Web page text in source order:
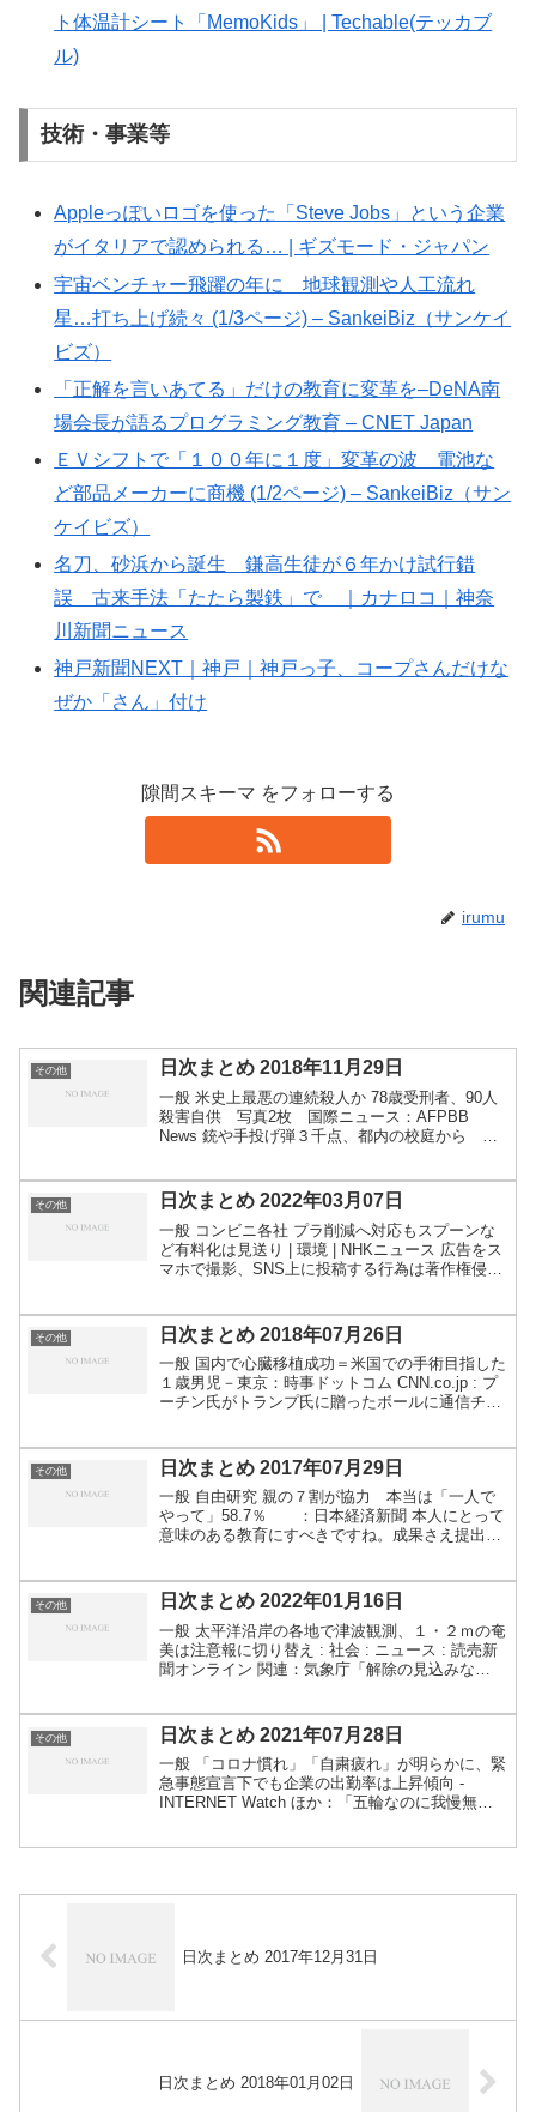
ト体温計シート「MemoKids」 | Techable(テッカブ
ル)
技術・事業等
Appleっぽいロゴを使った「Steve Jobs」という企業
がイタリアで認められる… | ギズモード・ジャパン
宇宙ベンチャー飛躍の年に 地球観測や人工流れ
星…打ち上げ続々 (1/3ページ) – SankeiBiz（サンケイ
ビズ）
「正解を言いあてる」だけの教育に変革を–DeNA南
場会長が語るプログラミング教育 – CNET Japan
ＥＶシフトで「１００年に１度」変革の波 電池な
ど部品メーカーに商機 (1/2ページ) – SankeiBiz（サン
ケイビズ）
名刀、砂浜から誕生 鎌高生徒が６年かけ試行錯
誤 古来手法「たたら製鉄」で ｜カナロコ｜神奈
川新聞ニュース
神戸新聞NEXT｜神戸｜神戸っ子、コープさんだけな
ぜか「さん」付け
隙間スキーマ をフォローする
irumu
関連記事
その他 日次まとめ 2018年11月29日
一般 米史上最悪の連続殺人か 78歳受刑者、90人
殺害自供 写真2枚 国際ニュース：AFPBB
News 銃や手投げ弾３千点、都内の校庭から な
聞デジ...
その他 日次まとめ 2022年03月07日
一般 コンビニ各社 プラ削減へ対応もスプーンな
ど有料化は見送り | 環境 | NHKニュース 広告をス
マホで撮影、SNS上に投稿する行為は著作権侵害
その他 日次まとめ 2018年07月26日
一般 国内で心臓移植成功＝米国での手術目指した
１歳男児－東京：時事ドットコム CNN.co.jp : プ
ーチン氏がトランプ氏に贈ったボールに通信チッ
その他 日次まとめ 2017年07月29日
一般 自由研究 親の７割が協力 本当は「一人で
やって」58.7％ ：日本経済新聞 本人にとって
意味のある教育にすべきですね。成果さえ提出す
の意義がなく...
その他 日次まとめ 2022年01月16日
一般 太平洋沿岸の各地で津波観測、１・２ｍの奄
美は注意報に切り替え : 社会 : ニュース : 読売新
聞オンライン 関連：気象庁「解除の見込みな
えな...
その他 日次まとめ 2021年07月28日
一般 「コロナ慣れ」「自粛疲れ」が明らかに、緊
急事態宣言下でも企業の出勤率は上昇傾向 -
INTERNET Watch ほか：「五輪なのに我慢無
日次まとめ 2017年12月31日
日次まとめ 2018年01月02日